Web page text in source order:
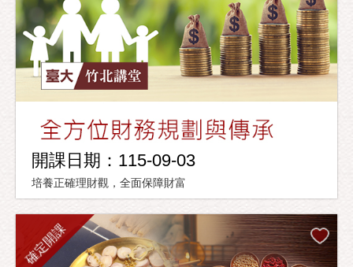
開課日期：115-09-03
培養正確理財觀，全面保障財富
確定開課